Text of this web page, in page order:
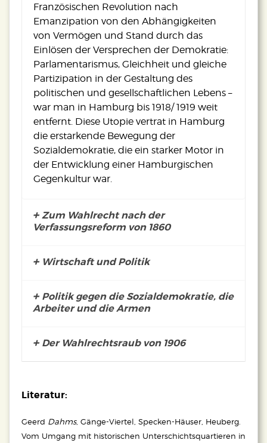
Französischen Revolution nach
Emanzipation von den Abhängigkeiten
von Vermögen und Stand durch das
Einlösen der Versprechen der Demokratie:
Parlamentarismus, Gleichheit und gleiche
Partizipation in der Gestaltung des
politischen und gesellschaftlichen Lebens –
war man in Hamburg bis 1918/ 1919 weit
entfernt. Diese Utopie vertrat in Hamburg
die erstarkende Bewegung der
Sozialdemokratie, die ein starker Motor in
der Entwicklung einer Hamburgischen
Gegenkultur war.
Zum Wahlrecht nach der
Verfassungsreform von 1860
Wirtschaft und Politik
Die Vereinigung der Interessen von
Ökonomie und Politik bildet sich in der
des Senates ab.
Politik gegen die Sozialdemokratie, die
Arbeiter und die Armen
Die Sozialdemokratie, ihre erstarkenden
Gewerkschaftsverbände, ihre
Durchdringung
Aufwertung proletarischer weiblicher wie
Der Wahlrechtsraub von 1906
der Auseinandersetzung um den
erneuten Höhepunkt. Am 28. Februar 1906
beschloss die Hamburgische Bürgerschaft
Literatur:
Geerd Dahms, Gänge-Viertel, Specken-Häuser, Heuberg.
Vom Umgang mit historischen Unterschichtsquartieren in